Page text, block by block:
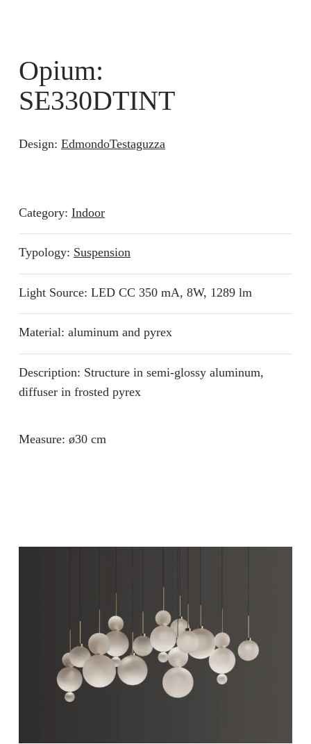
Opium:
SE330DTINT
Design: EdmondoTestaguzza
Category: Indoor
Typology: Suspension
Light Source: LED CC 350 mA, 8W, 1289 lm
Material: aluminum and pyrex
Description: Structure in semi-glossy aluminum,
diffuser in frosted pyrex
Measure: ø30 cm